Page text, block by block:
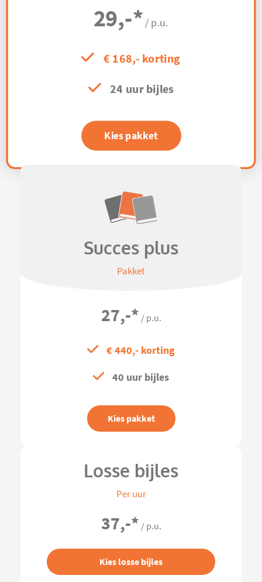
29,-* / p.u.
€ 168,- korting
24 uur bijles
Kies pakket
Succes plus
Pakket
27,-* / p.u.
€ 440,- korting
40 uur bijles
Kies pakket
Losse bijles
Per uur
37,-* / p.u.
Kies losse bijles